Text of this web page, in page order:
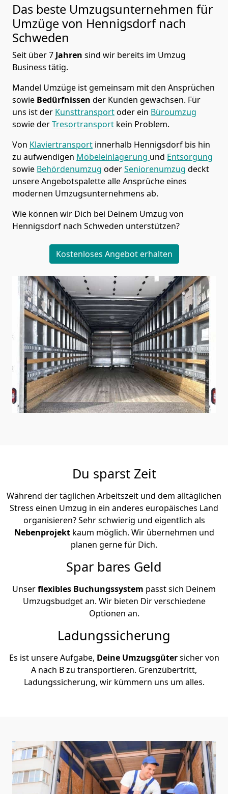
Das beste Umzugsunternehmen für
Umzüge von Hennigsdorfnach
Schweden
Seit über7 Jahren sind wir bereits im Umzug
Business tätig.
Mandel Umzüge ist gemeinsam mit den Ansprüchen
sowie Bedürfnissen der Kunden gewachsen. Für
uns ist der Kunsttransportoder ein Büroumzug
sowie derTresortransport kein Problem.
Von Klaviertransport innerhalb Hennigsdorf bis hin
zu aufwendigen Möbeleinlagerung und Entsorgung
sowie Behördenumzug oderSeniorenumzug deckt
unsere Angebotspalette alle Ansprüche eines
modernen Umzugsunternehmens ab.
Wie können wir Dich bei Deinem Umzug von
Hennigsdorf nach Schweden unterstützen?
Kostenloses Angebot erhalten
Du sparst Zeit
Während der täglichen Arbeitszeit und dem alltäglichen
Stress einen Umzug in ein anderes europäisches Land
organisieren? Sehr schwierig und eigentlich als
Nebenprojekt kaum möglich. Wir übernehmen und
planen gerne für Dich.
Spar bares Geld
Unserflexibles Buchungssystem passt sich Deinem
Umzugsbudget an. Wir bieten Dir verschiedene
Optionen an.
Ladungssicherung
Es ist unsere Aufgabe, Deine Umzugsgütersicher von
A nach B zu transportieren. Grenzübertritt,
Ladungssicherung, wir kümmern uns um alles.